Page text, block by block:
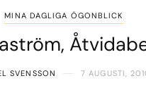
MINA DAGLIGA ÖGONBLICK
SVENSSON 7 AUGUSTI,